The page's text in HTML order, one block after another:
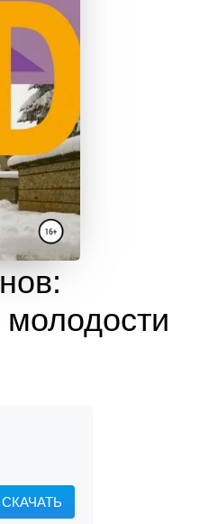
молодости
СКАЧАТЬ